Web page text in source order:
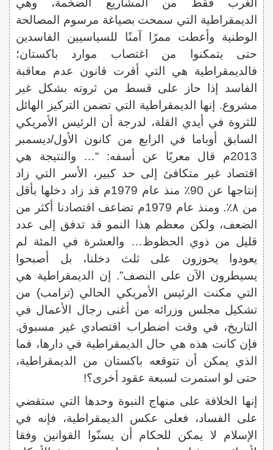
الغرب فقط من المشاريع الضخمة، وهي
الديمقراطية التي سمحت بصياغة مرسوم المصالحة
الوطنية وأعطت ممرًا آمنًا للسياسيين الفاسدين
حتى يتمكنوا من اغتصاب موارد باكستان؛
فالديمقراطية هي التي أقرت قانون عدم معاقبة
الفاسد إذا حاز على قسط من ثروته بشكل غير
مشروع. إنها الديمقراطية التي تضمن التركيز الهائل
للثروة في أيدي القلة، لدرجة أن الرئيس الأمريكي
السابق أوباما في الرابع من كانون الأول/ديسمبر
2013م قال معربًا عن أسفه: “… والنتيجة هي
اقتصاد غير متكافئ إلى حد كبير، الأسر التي زاد
إنتاجها عن 90٪‏ منذ عام 1979م قد زاد دخلها بأقل
من ٨٪‏. ومنذ عام 1979م تضاعف اقتصادنا أكثر من
الضعف، ولكن معظم هذا النمو قد تدفق إلى عدد
قليل من ذوي الحظوظ… والعشرة في المئة لم
يعودوا يحوزون على ثلث دخلنا، بل أصبحوا
يسيطرون الآن على النصف”. إن الديمقراطية هي
التي مكنت الرئيس الأمريكي الحالي (ترامب) من
تشكيل مجلس وزرائه من أغنى رجال الأعمال في
التاريخ، في وقت اضطراب اقتصادي غير مسبوق.
فإن كانت هذه هي حال الديمقراطية في دارها، فما
الذي يمكن أن تتوقعه باكستان من الديمقراطية،
حتى لو استمرت لسبعة عقود أخرى؟!
إنها الخلافة على منهاج النبوة وحدها التي ستقضي
على الفساد، فعلى عكس الديمقراطية، فإنه في
الإسلام لا يمكن للحكام أن يسنّوا القوانين وفقا